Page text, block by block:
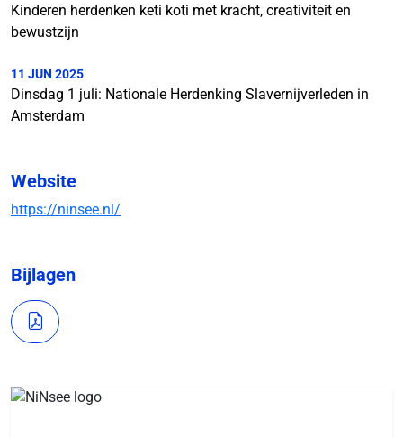
Kinderen herdenken keti koti met kracht, creativiteit en
bewustzijn
11 JUN 2025
Dinsdag 1 juli: Nationale Herdenking Slavernijverleden in
Amsterdam
Website
https://ninsee.nl/
Bijlagen